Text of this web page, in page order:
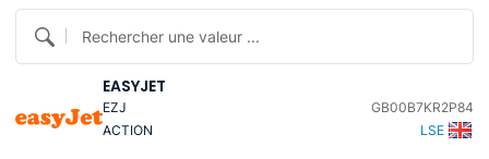
Rechercher une valeur ...
EASYJET
EZJ
GB00B7KR2P84
ACTION
LSE